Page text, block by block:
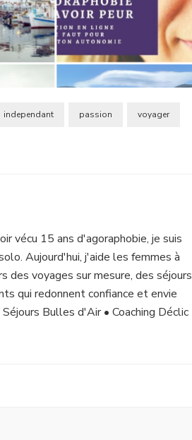
independant passion voyager
vécu 15 ans d'agoraphobie, je suis
Aujourd'hui, j'aide les femmes à
voyages sur mesure, des séjours
qui redonnent confiance et envie
Bulles d'Air • Coaching Déclic